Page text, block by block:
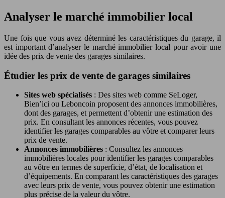
Analyser le marché immobilier local
Une fois que vous avez déterminé les caractéristiques du garage, il
est important d’analyser le marché immobilier local pour avoir une
idée des prix de vente des garages similaires.
Étudier les prix de vente de garages similaires
Sites web spécialisés : Des sites web comme SeLoger,
Bien’ici ou Leboncoin proposent des annonces immobilières,
dont des garages, et permettent d’obtenir une estimation des
prix. En consultant les annonces récentes, vous pouvez
identifier les garages comparables au vôtre et comparer leurs
prix de vente.
Annonces immobilières : Consultez les annonces
immobilières locales pour identifier les garages comparables
au vôtre en termes de superficie, d’état, de localisation et
d’équipements. En comparant les caractéristiques des garages
avec leurs prix de vente, vous pouvez obtenir une estimation
plus précise de la valeur du vôtre.